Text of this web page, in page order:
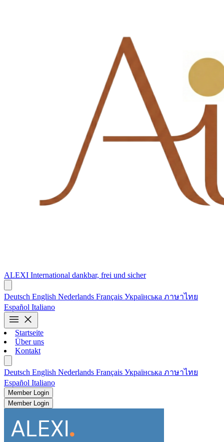
ALEXI International dankbar, frei und sicher
Deutsch English Nederlands Français Українська ภาษาไทย
Español Italiano
menu close
Startseite
Über uns
Kontakt
Deutsch English Nederlands Français Українська ภาษาไทย
Español Italiano
Member Login
Member Login